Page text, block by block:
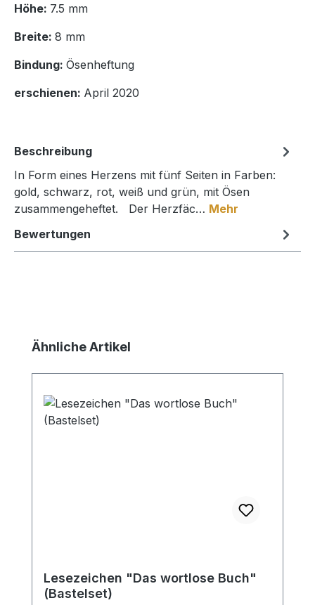
Höhe: 7.5 mm
Breite: 8 mm
Bindung: Ösenheftung
erschienen: April 2020
Beschreibung
In Form eines Herzens mit fünf Seiten in Farben:
gold, schwarz, rot, weiß und grün, mit Ösen
zusammengeheftet. Der Herzfäc… Mehr
Bewertungen
Produktgalerie überspringen
Ähnliche Artikel
Lesezeichen "Das wortlose Buch"
(Bastelset)